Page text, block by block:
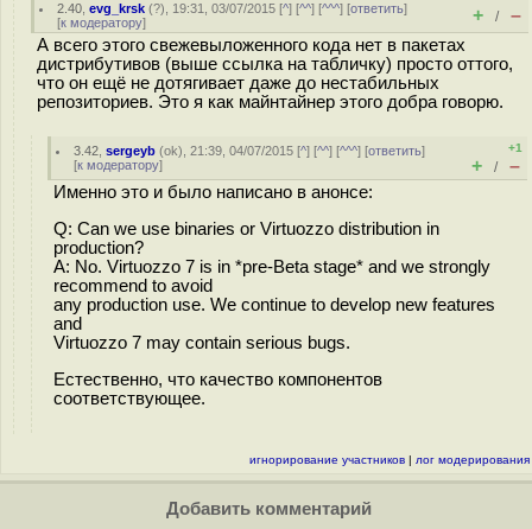
2.40 ,evg_krsk (?), 19:31, 03/07/2015 [^] [^^] [^^^] [ответить]
[к модератору] + / –
А всего этого свежевыложенного кода нет в пакетах
дистрибутивов (выше ссылка на табличку) просто оттого,
что он ещё не дотягивает даже до нестабильных
репозиториев. Это я как майнтайнер этого добра говорю.
3.42 ,sergeyb (ok), 21:39, 04/07/2015 [^] [^^] [^^^] [ответить]
[к модератору]
+1
+ / –
Именно это и было написано в анонсе:
Q: Can we use binaries or Virtuozzo distribution in
production?
A: No. Virtuozzo 7 is in *pre-Beta stage* and we strongly
recommend to avoid
any production use. We continue to develop new features
and
Virtuozzo 7 may contain serious bugs.
Естественно, что качество компонентов
соответствующее.
игнорирование участников | лог модерирования
Добавить комментарий